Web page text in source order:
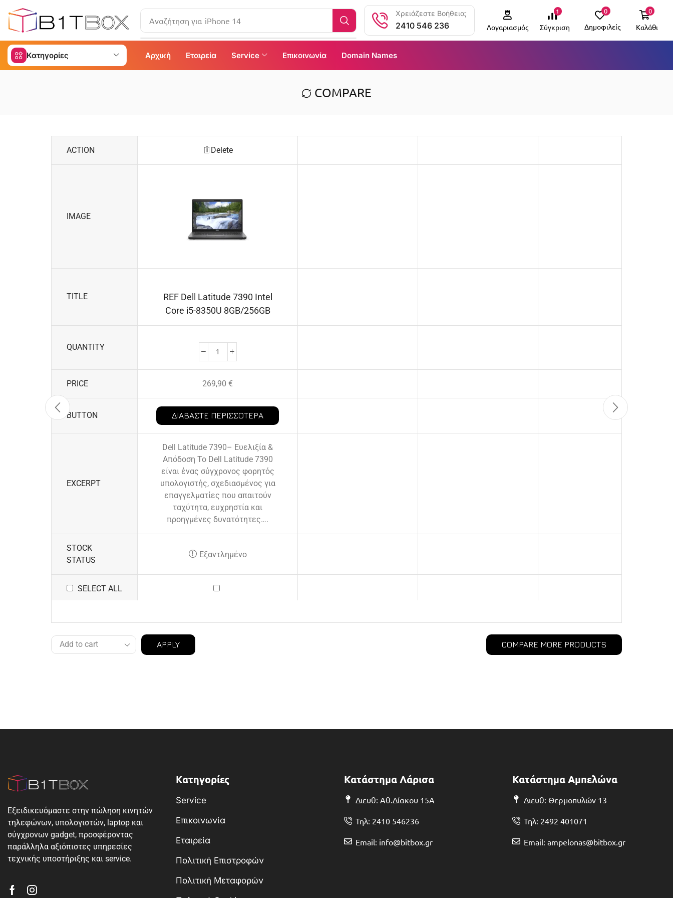
Αναζήτηση για iPhone 14
Χρειάζεστε Βοήθεια;
2410 546 236 Λογαριασμός
1
Σύγκριση
0
Δημοφιλείς
0
Καλάθι
Κατηγορίες Αρχική Εταιρεία Service Επικοινωνία Domain Names
COMPARE
ACTION Delete
IMAGE
TITLE
REF Dell Latitude 7390 Intel
Core i5-8350U 8GB/256GB
QUANTITY
PRICE 269,90 €
BUTTON ΔΙΑΒΆΣΤΕ ΠΕΡΙΣΣΌΤΕΡΑ
EXCERPT
Dell Latitude 7390– Ευελιξία &
Απόδοση Το Dell Latitude 7390
είναι ένας σύγχρονος φορητός
υπολογιστής, σχεδιασμένος για
επαγγελματίες που απαιτούν
ταχύτητα, ευχρηστία και
προηγμένες δυνατότητες….
STOCK
STATUS
Εξαντλημένο
SELECT ALL
APPLY COMPARE MORE PRODUCTS
Εξειδικευόμαστε στην πώληση κινητών
τηλεφώνων, υπολογιστών, laptop και
σύγχρονων gadget, προσφέροντας
παράλληλα αξιόπιστες υπηρεσίες
τεχνικής υποστήριξης και service.
Κατηγορίες
Service
Επικοινωνία
Εταιρεία
Πολιτική Επιστροφών
Πολιτική Μεταφορών
Κατάστημα Λάρισα
Διευθ: Αθ.Δίακου 15Α
Τηλ: 2410 546236
Email: info@bitbox.gr
Κατάστημα Αμπελώνα
Διευθ: Θερμοπυλών 13
Τηλ: 2492 401071
Email: ampelonas@bitbox.gr